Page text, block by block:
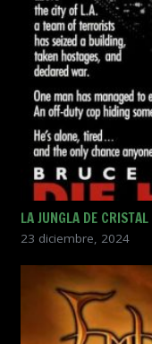
LA JUNGLA DE CRISTAL
23 diciembre, 2024